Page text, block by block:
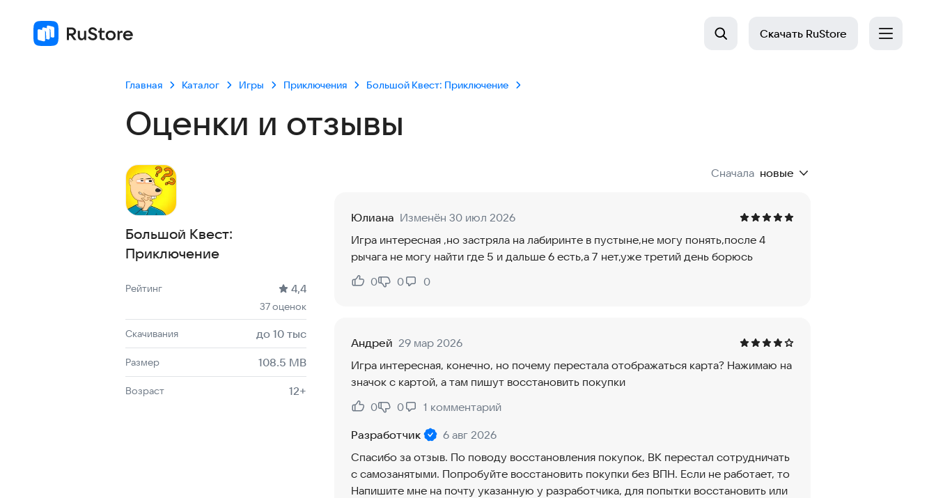
Скачать RuStore
Главная Каталог Игры Приключения Большой Квест: Приключение
Оценки и отзывы
Большой Квест:
Приключение
Рейтинг: 4,4, 37 оценок
Скачиваний: до 10 тыс
Размер файла: 108.5 MB
Возрастное ограничение: 108.5 MB
Рейтинг 4,4
37 оценок
Скачивания до 10 тыс
Размер 108.5 MB
Возраст 12+
Сначала новые
Юлиана Изменён 30 июл 2026
Игра интересная ,но застряла на лабиринте в пустыне,не могу понять,после 4
рычага не могу найти где 5 и дальше 6 есть,а 7 нет,уже третий день борюсь
Нравится:
0
Не нравится:
0 0
Андрей 29 мар 2026
Игра интересная, конечно, но почему перестала отображаться карта? Нажимаю на
значок с картой, а там пишут восстановить покупки
Нравится:
0
Не нравится:
0 1 комментарий
Разработчик
6 авг 2026
Спасибо за отзыв. По поводу восстановления покупок, ВК перестал сотрудничать
с самозанятыми. Попробуйте восстановить покупки без ВПН. Если не работает, то
Напишите мне на почту указанную у разработчика, для попытки восстановить или